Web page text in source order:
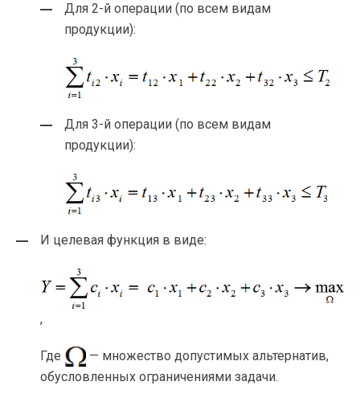
Для 2-й операции (по всем видам
продукции):
Для 3-й операции (по всем видам
продукции):
И целевая функция в виде:
,
Где
— множество допустимых альтернатив,
обусловленных ограничениями задачи.